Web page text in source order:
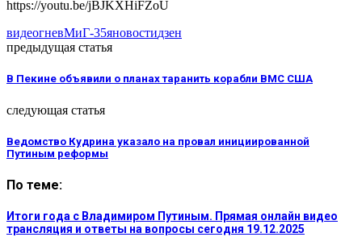
https://youtu.be/jBJKXHiFZoU
видеогневМиГ-35яновостидзен
предыдущая статья
В Пекине объявили о планах таранить корабли ВМС США
следующая статья
Ведомство Кудрина указало на провал инициированной
Путиным реформы
По теме:
Итоги года с Владимиром Путиным. Прямая онлайн видео
трансляция и ответы на вопросы сегодня 19.12.2025